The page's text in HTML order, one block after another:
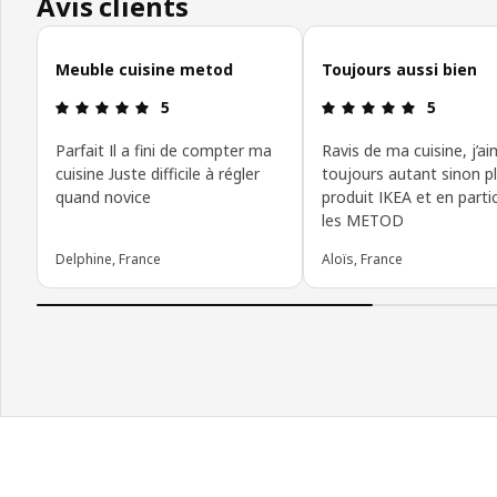
Ignorer les avis clients
Meuble cuisine metod
Avis: 5 sur 5 étoiles
5
Parfait Il a fini de compter ma
cuisine Juste difficile à régler
quand novice
Delphine, France
Toujours aussi bien
Avis: 5 sur
5
Ravis de ma cuisine,
toujours autant sinon
produit IKEA et en
les METOD
Aloïs, France